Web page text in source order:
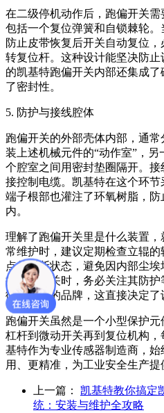
在二级停机动作后，跑偏开关
包括一个复位弹簧和自锁棘轮。
防止皮带恢复后开关自动复位
转复位杆。这种设计能坚决防
的凯基特跑偏开关内部还集成
了密封性。
5. 防护与接线腔体
跑偏开关的外部壳体内部，通
装上述机械元件的“动作室”，
个腔室之间用密封垫圈隔开。
接控制电缆。凯基特在这个环
端子根部也灌注了环氧树脂，
内。
理解了跑偏开关里是什么装置
常维护时，建议定期检查立辊
点的通断状态，避免因内部尘
择跑偏开关时，务必关注其防
微动开关的品牌，这直接决定了
跑偏开关虽然是一个小型保护
杠杆到微动开关再到复位机构
基特作为专业传感器制造商，
用、更精准，为工业安全生产提
上一篇： 凯基特教你搞定
统：安装与维护全攻略